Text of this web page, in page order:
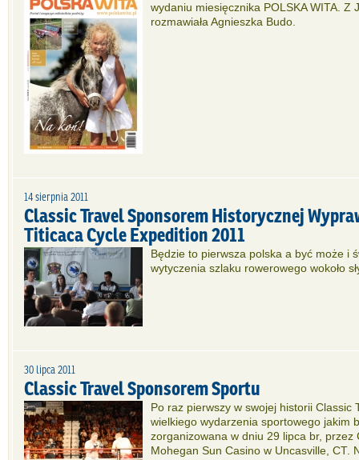
wydaniu miesięcznika POLSKA WITA. Z
rozmawiała Agnieszka Budo.
14 sierpnia 2011
Classic Travel Sponsorem Historycznej
Titicaca Cycle Expedition 2011
Będzie to pierwsza polska a być może i
wytyczenia szlaku rowerowego wokoło
30 lipca 2011
Classic Travel Sponsorem Sportu
Po raz pierwszy w swojej historii Classic
wielkiego wydarzenia sportowego jakim
zorganizowana w dniu 29 lipca br, przez
Mohegan Sun Casino w Uncasville, CT.